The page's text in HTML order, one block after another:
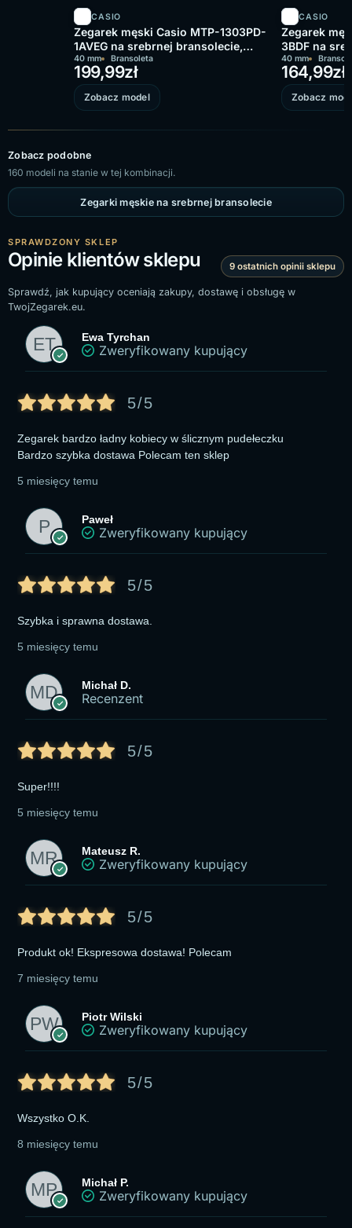
CASIO
Zegarek męski Casio MTP-1303PD-
1AVEG na srebrnej bransolecie,
czarna tarcza
40 mm Bransoleta
199,99zł
Zobacz model
CASIO
Zegarek
3BDF na
zielona
40 mm
164,99zł
Zobacz
Zobacz podobne
160 modeli na stanie w tej kombinacji.
Zegarki męskie na srebrnej bransolecie
SPRAWDZONY SKLEP
Opinie klientów sklepu 9 ostatnich opinii sklepu
Sprawdź, jak kupujący oceniają zakupy, dostawę i obsługę w
TwojZegarek.eu.
Ewa Tyrchan
Zweryfikowany kupujący
5/5
Zegarek bardzo ładny kobiecy w ślicznym pudełeczku
Bardzo szybka dostawa Polecam ten sklep
5 miesięcy temu
Paweł
Zweryfikowany kupujący
5/5
Szybka i sprawna dostawa.
5 miesięcy temu
Michał D.
Recenzent
5/5
Super!!!!
5 miesięcy temu
Mateusz R.
Zweryfikowany kupujący
5/5
Produkt ok! Ekspresowa dostawa! Polecam
7 miesięcy temu
Piotr Wilski
Zweryfikowany kupujący
5/5
Wszystko O.K.
8 miesięcy temu
Michał P.
Zweryfikowany kupujący